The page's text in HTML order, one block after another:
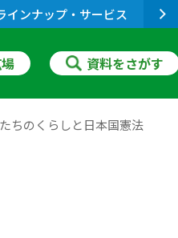
インナップ・サービス
資料をさがす
ちのくらしと日本国憲法